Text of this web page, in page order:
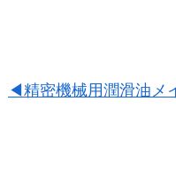
◀精密機械用潤滑油 メ